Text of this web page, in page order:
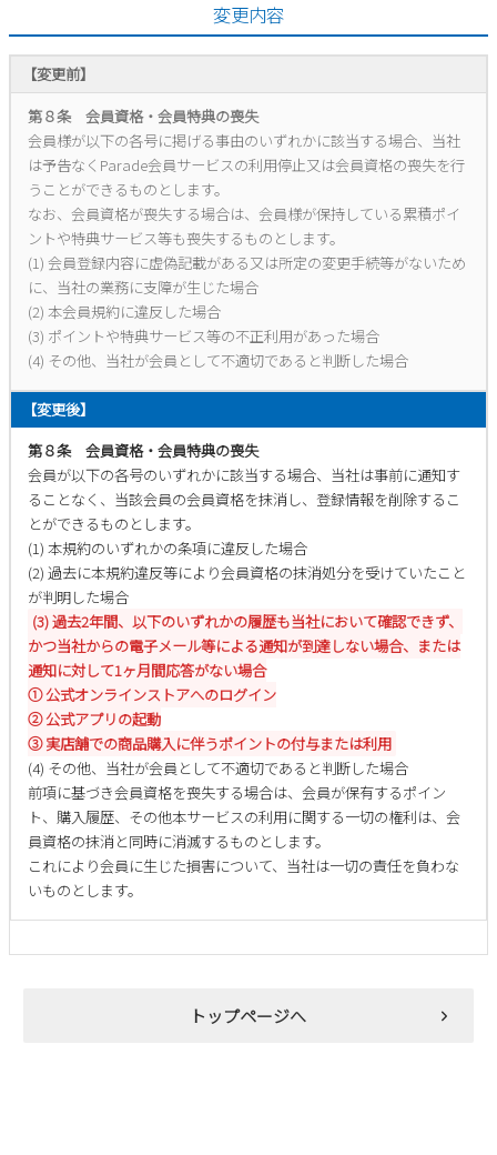
Parade
SKECHERS
moz
new balance
puma
ウェア
Parade
SKECHERS
GAP
EDWIN
new balance
Parade
SKECHERS
new balance
asics
瞬足
ビジネスバッグ
トートバッグ
ショルダーバッグ
財布
雑貨
会員サービス
お問い合わせ
メルマガ購買
営業日カレンダー
休業日
2026 年8月
日 月 火 水 木 金
土
2
3 4 5 6
9
10 11 12 13 14
15
16
17 19 20 21
22
23
24 25 26 27 28
29
30
31
2026 年9月
日 月 火 水 木 金
1
2 3 4
6
7 8 9 10 11
12
13
14 15 16 17
20
21 22 23 24 25
26
28
変更内容
【変更前】
第８条 会員資格・会員特典の喪失
会員様が以下の各号に掲げる事由のいずれかに該当する場合、当社
は予告なくParade会員サービスの利用停止又は会員資格の喪失を行
うことができるものとします。
なお、会員資格が喪失する場合は、会員様が保持している累積ポイ
ントや特典サービス等も喪失するものとします。
(1) 会員登録内容に虚偽記載がある又は所定の変更手続等がないため
に、当社の業務に支障が生じた場合
(2) 本会員規約に違反した場合
(3) ポイントや特典サービス等の不正利用があった場合
(4) その他、当社が会員として不適切であると判断した場合
【変更後】
第８条 会員資格・会員特典の喪失
会員が以下の各号のいずれかに該当する場合、当社は事前に通知す
ることなく、当該会員の会員資格を抹消し、登録情報を削除するこ
とができるものとします。
(1) 本規約のいずれかの条項に違反した場合
(2) 過去に本規約違反等により会員資格の抹消処分を受けていたこと
が判明した場合
(3) 過去2年間、以下のいずれかの履歴も当社において確認できず、
かつ当社からの電子メール等による通知が到達しない場合、または
通知に対して1ヶ月間応答がない場合
① 公式オンラインストアへのログイン
② 公式アプリの起動
③ 実店舗での商品購入に伴うポイントの付与または利用
(4) その他、当社が会員として不適切であると判断した場合
前項に基づき会員資格を喪失する場合は、会員が保有するポイン
ト、購入履歴、その他本サービスの利用に関する一切の権利は、会
員資格の抹消と同時に消滅するものとします。
これにより会員に生じた損害について、当社は一切の責任を負わな
いものとします。
トップページへ